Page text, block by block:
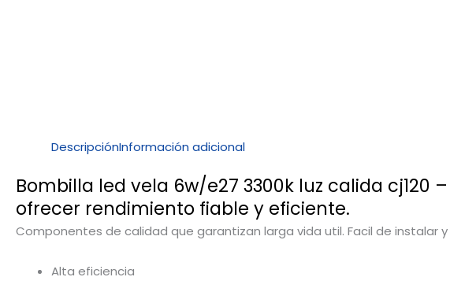
DescripciónInformación adicional
Bombilla led vela 6w/e27 3300k luz calida
ofrecer rendimiento fiable y eficiente.
Componentes de calidad que garantizan larga vida util. Facil de instalar y
Alta eficiencia